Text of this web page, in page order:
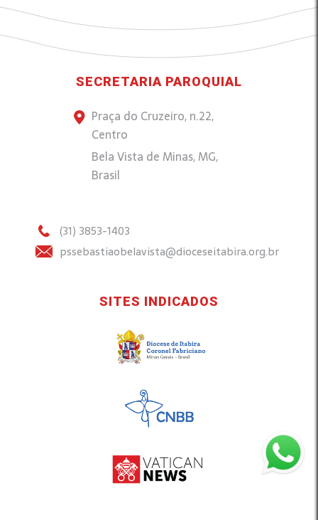
SECRETARIA PAROQUIAL
Praça do Cruzeiro, n.22,
Centro
Bela Vista de Minas, MG,
Brasil
(31) 3853-1403
pssebastiaobelavista@dioceseitabira.org.br
SITES INDICADOS